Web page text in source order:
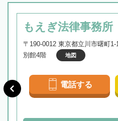
もえぎ法律事務所
〒190-0012 東京都立川市曙町
別館4階
地図
電話する